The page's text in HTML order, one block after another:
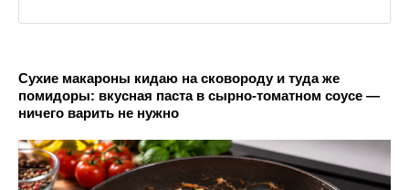
Сухие макароны кидаю на сковороду и туда же
помидоры: вкусная паста в сырно-томатном соусе —
ничего варить не нужно